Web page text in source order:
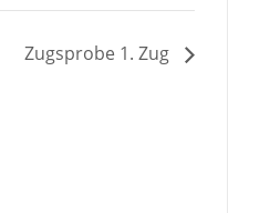
Zugsprobe 1. Zug